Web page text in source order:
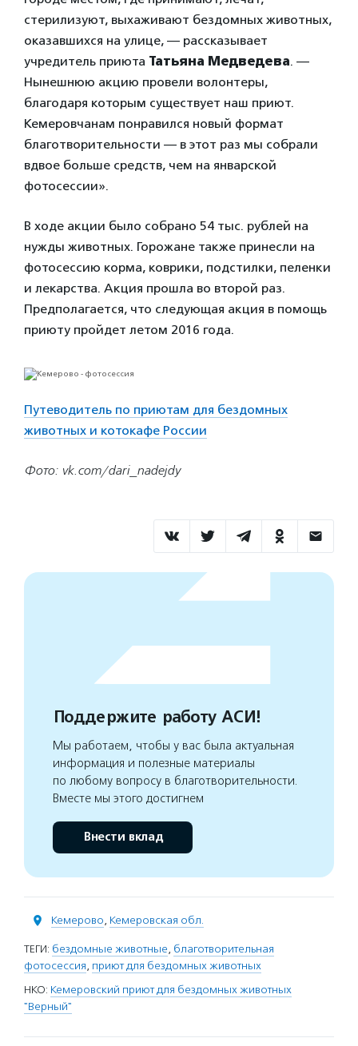
стерилизуют, выхаживают бездомных животных,
оказавшихся на улице, — рассказывает
учредитель приюта Татьяна Медведева. —
Нынешнюю акцию провели волонтеры,
благодаря которым существует наш приют.
Кемеровчанам понравился новый формат
благотворительности — в этот раз мы собрали
вдвое больше средств, чем на январской
фотосессии».
В ходе акции было собрано 54 тыс. рублей на
нужды животных. Горожане также принесли на
фотосессию корма, коврики, подстилки, пеленки
и лекарства. Акция прошла во второй раз.
Предполагается, что следующая акция в помощь
приюту пройдет летом 2016 года.
Путеводитель по приютам для бездомных
животных и котокафе России
Фото: vk.com/dari_nadejdy
Поддержите работу АСИ!
Мы работаем, чтобы у вас была актуальная
информация и полезные материалы
по любому вопросу в благотворительности.
Вместе мы этого достигнем
Внести вклад
Кемерово, Кемеровская обл.
ТЕГИ: бездомные животные, благотворительная
фотосессия, приют для бездомных животных
НКО: Кемеровский приют для бездомных животных
"Верный"